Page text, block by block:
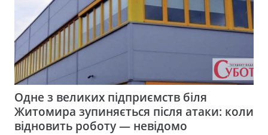
Одне з великих підприємств біля
Житомира зупиняється після атаки: коли
відновить роботу — невідомо